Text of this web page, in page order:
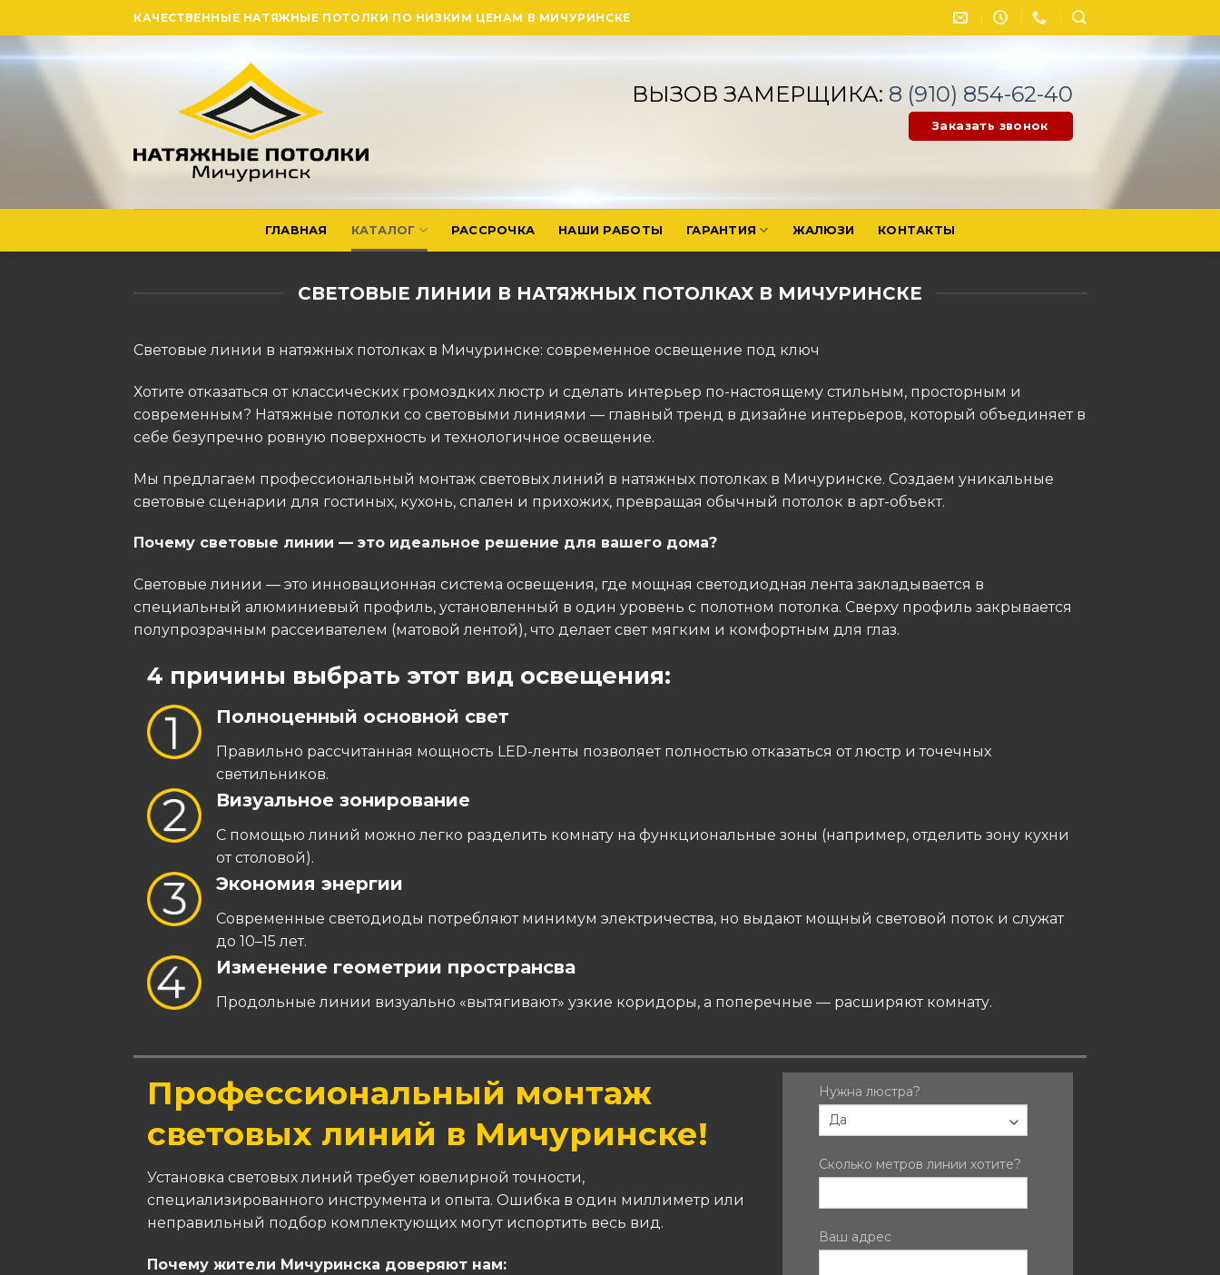
to
content
КАЧЕСТВЕННЫЕ НАТЯЖНЫЕ ПОТОЛКИ ПО НИЗКИМ ЦЕНАМ В МИЧУРИНСКЕ
ВЫЗОВ ЗАМЕРЩИКА: 8 (910) 854-62-40
Заказать звонок
ГЛАВНАЯ КАТАЛОГ РАССРОЧКА НАШИ РАБОТЫ ГАРАНТИЯ ЖАЛЮЗИ КОНТАКТЫ
СВЕТОВЫЕ ЛИНИИ В НАТЯЖНЫХ ПОТОЛКАХ В МИЧУРИНСКЕ
Световые линии в натяжных потолках в Мичуринске: современное освещение под ключ
​Хотите отказаться от классических громоздких люстр и сделать интерьер по-настоящему стильным, просторным и
современным? Натяжные потолки со световыми линиями — главный тренд в дизайне интерьеров, который объединяет в
себе безупречно ровную поверхность и технологичное освещение.
​Мы предлагаем профессиональный монтаж световых линий в натяжных потолках в Мичуринске. Создаем уникальные
световые сценарии для гостиных, кухонь, спален и прихожих, превращая обычный потолок в арт-объект.
​Почему световые линии — это идеальное решение для вашего дома?
​Световые линии — это инновационная система освещения, где мощная светодиодная лента закладывается в
специальный алюминиевый профиль, установленный в один уровень с полотном потолка. Сверху профиль закрывается
полупрозрачным рассеивателем (матовой лентой), что делает свет мягким и комфортным для глаз.
4 причины выбрать этот вид освещения:
Полноценный основной свет
Правильно рассчитанная мощность LED-ленты позволяет полностью отказаться от люстр и точечных
светильников.
Визуальное зонирование
С помощью линий можно легко разделить комнату на функциональные зоны (например, отделить зону кухни
от столовой).
Экономия энергии
Современные светодиоды потребляют минимум электричества, но выдают мощный световой поток и служат
до 10–15 лет.
Изменение геометрии пространсва
Продольные линии визуально «вытягивают» узкие коридоры, а поперечные — расширяют комнату.
Профессиональный монтаж
световых линий в Мичуринске!
Установка световых линий требует ювелирной точности,
специализированного инструмента и опыта. Ошибка в один миллиметр или
неправильный подбор комплектующих могут испортить весь вид.
​Почему жители Мичуринска доверяют нам:
1-
LINII
Нужна люстра?
Сколько метров линии хотите?
Ваш адрес
Если
вы
человек,
это